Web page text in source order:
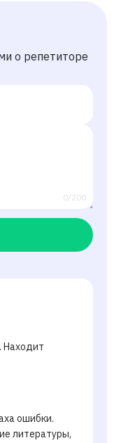
о репетиторе
0/200
Находит
ошибки.
литературы,